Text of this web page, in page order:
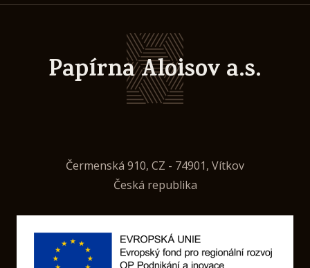
Papírna Aloisov a.s.
Čermenská 910, CZ - 74901, Vítkov
Česká republika